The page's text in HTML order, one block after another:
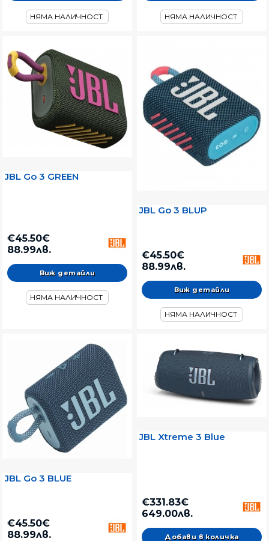
НЯМА НАЛИЧНОСТ НЯМА НАЛИЧНОСТ
JBL Go 3 GREEN
€45.50€
88.99лв.
Виж детайли
НЯМА НАЛИЧНОСТ
JBL Go 3 BLUP
€45.50€
88.99лв.
Виж детайли
НЯМА НАЛИЧНОСТ
JBL Go 3 BLUE
€45.50€
88.99лв.
JBL Xtreme 3 Blue
€331.83€
649.00лв.